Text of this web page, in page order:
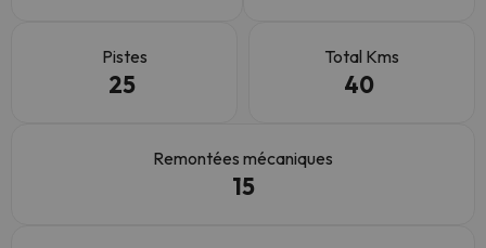
Pistes
25
Total Kms
40
Remontées mécaniques
15